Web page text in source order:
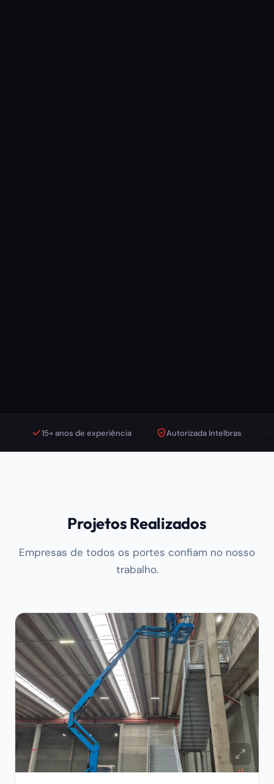
15+ anos de experiência Autorizada Intelbras
Projetos Realizados
Empresas de todos os portes confiam no nosso
trabalho.